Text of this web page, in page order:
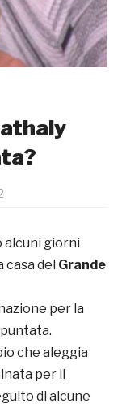
giorni
del Grande
per la
che aleggia
per il
di alcune